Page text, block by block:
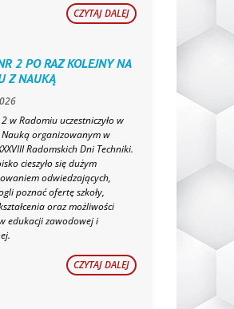
CZYTAJ DALEJ
2 PO RAZ KOLEJNY NA
Z NAUKĄ
w Radomiu uczestniczyło w
organizowanym w
Radomskich Dni Techniki.
cieszyło się dużym
odwiedzających,
poznać ofertę szkoły,
oraz możliwości
edukacji zawodowej i
CZYTAJ DALEJ